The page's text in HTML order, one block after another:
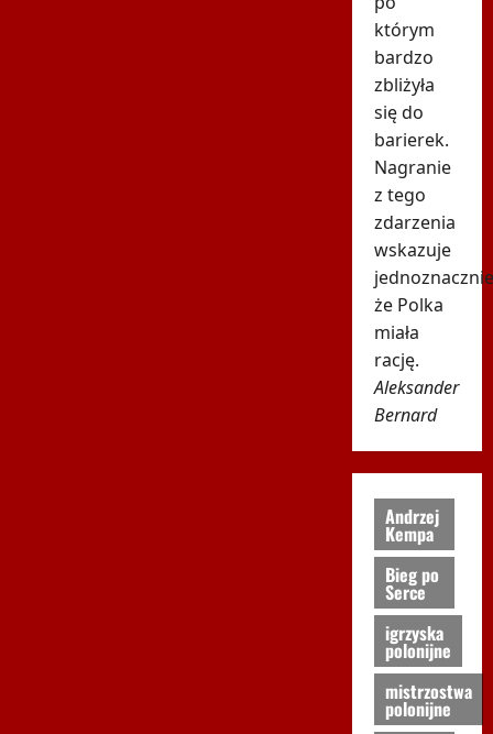
którym
bardzo
zbliżyła
się do
barierek.
Nagranie
z tego
zdarzenia
wskazuje
że Polka
miała
rację.
Aleksander
Bernard
Andrzej
Kempa
Bieg po
Serce
igrzyska
polonijne
mistrzostwa
polonijne